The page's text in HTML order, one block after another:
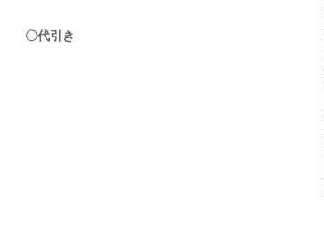
〇代引き